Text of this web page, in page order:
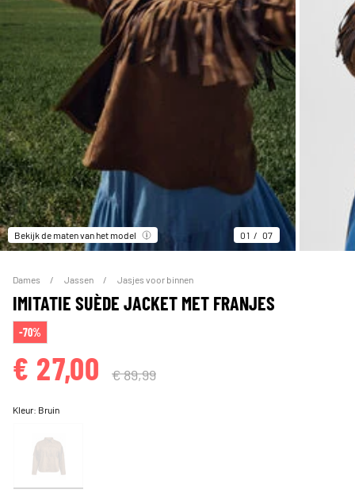
Bekijk de maten van het model 01 07
Dames Jassen Jasjes voor binnen
IMITATIE SUÈDE JACKET MET FRANJES
-70%
€ 27,00 € 89,99
Kleur: Bruin